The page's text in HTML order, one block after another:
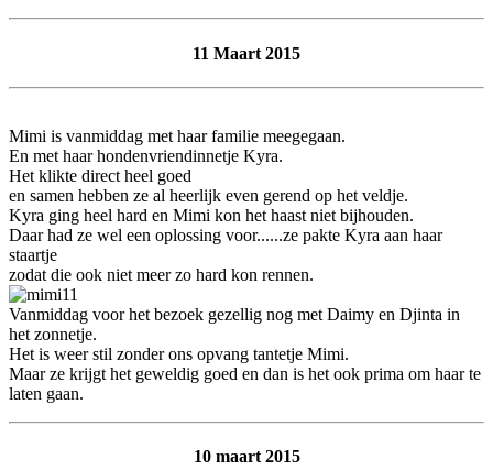
11 Maart 2015
Mimi is vanmiddag met haar familie meegegaan.
En met haar hondenvriendinnetje Kyra.
Het klikte direct heel goed
en samen hebben ze al heerlijk even gerend op het veldje.
Kyra ging heel hard en Mimi kon het haast niet bijhouden.
Daar had ze wel een oplossing voor......ze pakte Kyra aan haar
staartje
zodat die ook niet meer zo hard kon rennen.
Vanmiddag voor het bezoek gezellig nog met Daimy en Djinta in
het zonnetje.
Het is weer stil zonder ons opvang tantetje Mimi.
Maar ze krijgt het geweldig goed en dan is het ook prima om haar te
laten gaan.
10 maart 2015